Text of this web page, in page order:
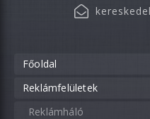
Főoldal
Reklámfelületek
Reklámháló